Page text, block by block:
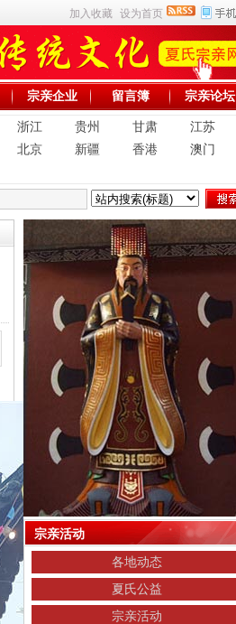
加入收藏 设为首页
宗亲企业 留言簿 宗亲论坛
浙江 贵州 甘肃
江苏
北京 新疆 香港
澳门
宗亲活动
各地动态
夏氏公益
宗亲活动